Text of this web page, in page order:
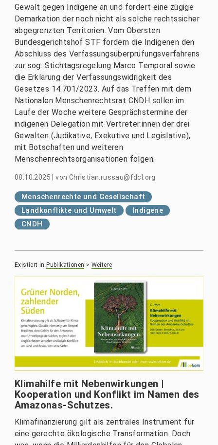
Gewalt gegen Indigene an und fordert eine zügige
Demarkation der noch nicht als solche rechtssicher
abgegrenzten Territorien. Vom Obersten
Bundesgerichtshof STF fordern die Indigenen den
Abschluss des Verfassungsüberprüfungsverfahrens
zur sog. Stichtagsregelung Marco Temporal sowie
die Erklärung der Verfassungswidrigkeit des
Gesetzes 14.701/2023. Auf das Treffen mit dem
Nationalen Menschenrechtsrat CNDH sollen im
Laufe der Woche weitere Gesprächstermine der
indigenen Delegation mit Vertreter:innen der drei
Gewalten (Judikative, Exekutive und Legislative),
mit Botschaften und weiteren
Menschenrechtsorganisationen folgen.
08.10.2025 |von Christian.russau@fdcl.org
Menschenrechte und Gesellschaft
Landkonflikte und Umwelt
Indigene
CNDH
Existiert in Publikationen > Weitere
Klimahilfe mit Nebenwirkungen |
Kooperation und Konflikt im Namen des
Amazonas-Schutzes.
Klimafinanzierung gilt als zentrales Instrument für
eine gerechte ökologische Transformation. Doch